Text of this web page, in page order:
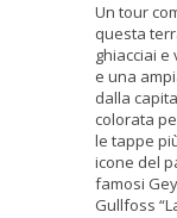
Un tour
questa
ghiacciai
e una
dalla
colorata
le tappe
icone del
famosi
Gullfoss